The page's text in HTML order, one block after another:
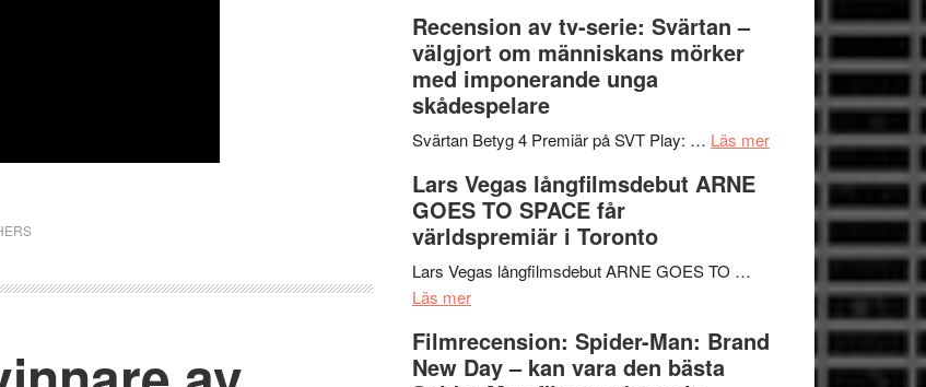
en
storform
börjar
valet
synas
i
tv4
Vem
kan
styra
Mauri?
Recension av tv-serie: Svärtan –
välgjort om människans mörker
med imponerande unga
skådespelare
Svärtan Betyg 4 Premiär på SVT Play: … Läs merom
Recension
välgjort
människans
Lars Vegas långfilmsdebut ARNE
GOES TO SPACE får
världspremiär i Toronto
Lars Vegas långfilmsdebut ARNE GOES TO …
Läs merom
Vegas
långfilmsdebut
Filmrecension: Spider-Man: Brand
New Day – kan vara den bästa